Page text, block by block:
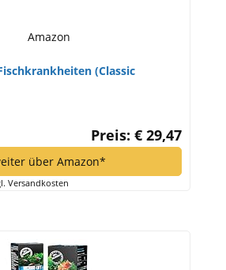
Amazon
(Classic
Preis: € 29,47
über Amazon*
Versandkosten